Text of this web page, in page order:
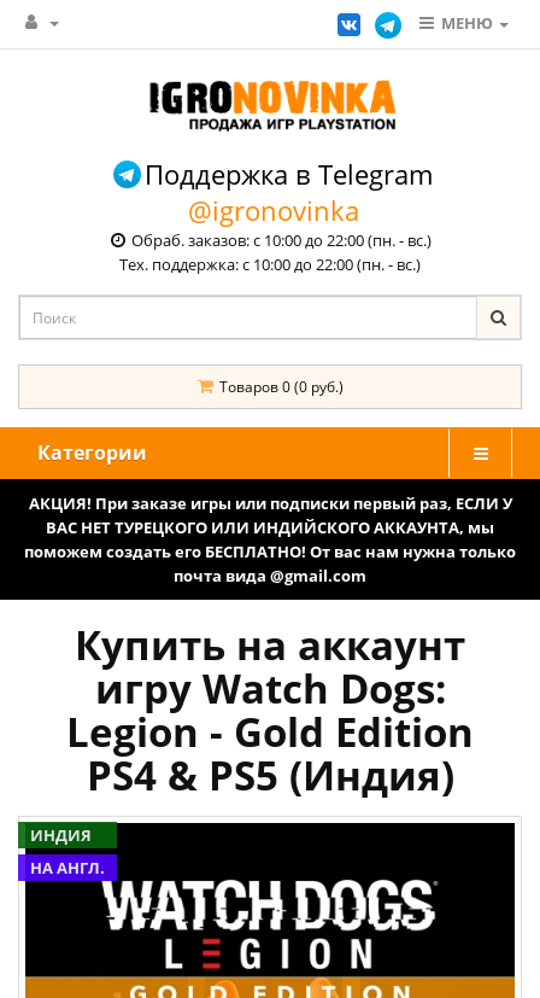
МЕНЮ
Поддержка в Telegram
@igronovinka
Обраб. заказов: с 10:00 до 22:00 (пн. - вс.)
Тех. поддержка: с 10:00 до 22:00 (пн. - вс.)
Товаров 0 (0 руб.)
Категории
АКЦИЯ! При заказе игры или подписки первый раз, ЕСЛИ У
ВАС НЕТ ТУРЕЦКОГО ИЛИ ИНДИЙСКОГО АККАУНТА, мы
поможем создать его БЕСПЛАТНО! От вас нам нужна только
почта вида @gmail.com
Купить на аккаунт
игру Watch Dogs:
Legion - Gold Edition
PS4 & PS5 (Индия)
ИНДИЯ
НА АНГЛ.